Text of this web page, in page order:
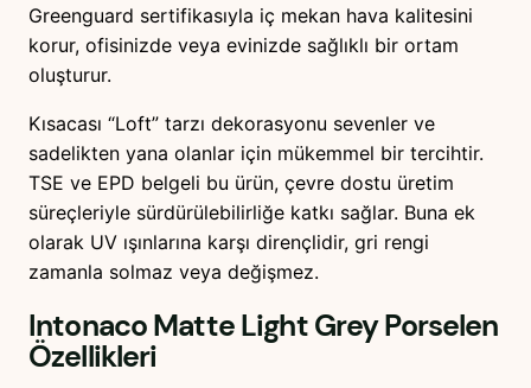
Greenguard sertifikasıyla iç mekan hava kalitesini
korur, ofisinizde veya evinizde sağlıklı bir ortam
oluşturur.
Kısacası “Loft” tarzı dekorasyonu sevenler ve
sadelikten yana olanlar için mükemmel bir tercihtir.
TSE ve EPD belgeli bu ürün, çevre dostu üretim
süreçleriyle sürdürülebilirliğe katkı sağlar. Buna ek
olarak UV ışınlarına karşı dirençlidir, gri rengi
zamanla solmaz veya değişmez.
Intonaco Matte Light Grey Porselen
Özellikleri